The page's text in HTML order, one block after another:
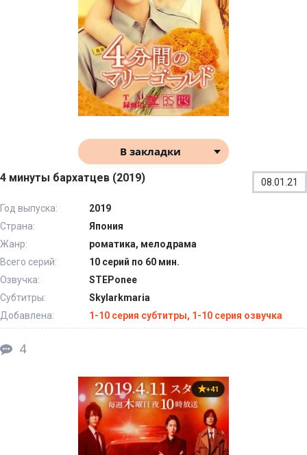
В закладки
4 минуты бархатцев (2019) 08.01.21
Год выпуска:
2019
Страна:
Япония
Жанр:
роматика, мелодрама
Всего серий:
10 серий по 60 мин.
Озвучка:
STEPonee
Субтитры:
Skylarkmaria
Добавлена:
1-10 серия субтитры, 1-10 серия озвучка
4
+41